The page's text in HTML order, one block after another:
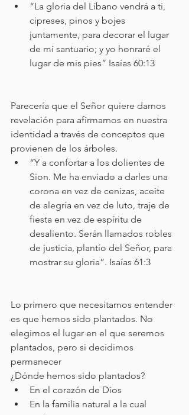
“La gloria del Líbano vendrá a ti,
cipreses, pinos y bojes
juntamente, para decorar el lugar
de mi santuario; y yo honraré el
lugar de mis pies” Isaías 60:13
Parecería que el Señor quiere darnos
revelación para afirmarnos en nuestra
identidad a través de conceptos que
provienen de los árboles.
“Y a confortar a los dolientes de
Sion. Me ha enviado a darles una
corona en vez de cenizas, aceite
de alegría en vez de luto, traje de
fiesta en vez de espíritu de
desaliento. Serán llamados robles
de justicia, plantío del Señor, para
mostrar su gloria”. Isaías 61:3
Lo primero que necesitamos entender
es que hemos sido plantados. No
elegimos el lugar en el que seremos
plantados, pero si decidimos
permanecer
¿Dónde hemos sido plantados?
En el corazón de Dios
En la familia natural a la cual